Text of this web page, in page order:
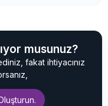
musunuz?
fakat ihtiyacınız